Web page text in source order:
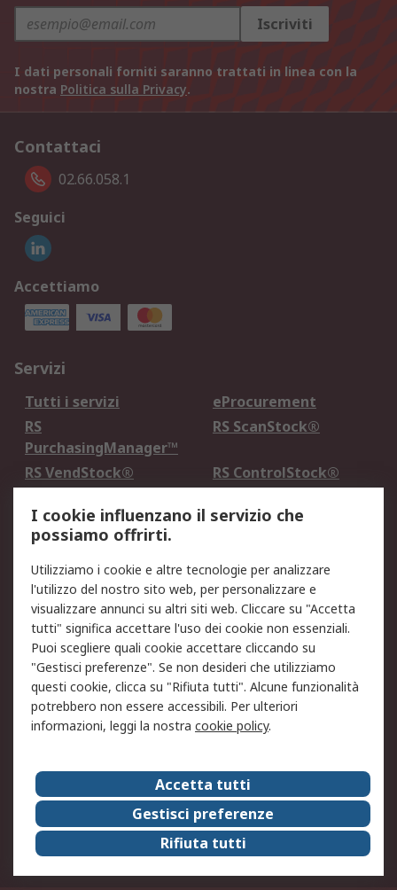
Iscriviti
I dati personali forniti saranno trattati in linea con la
nostra Politica sulla Privacy.
Contattaci
02.66.058.1
Seguici
Accettiamo
Servizi
Tutti i servizi
eProcurement
RS
PurchasingManager™
RS ScanStock®
RS VendStock®
RS ControlStock®
Legale
Informativa Cookie
Informativa Privacy -
Aggiornata
Email Security
Termini d'uso
Condizioni di vendita
Condizioni generali di
servizio
Etica e responsabilità
Chi Siamo
Chi Siamo
Contattaci
Supporto
ESG
Carriere
RS Group
Press Centre
Discovery: il Blog di RS
I cookie influenzano il servizio che
possiamo offrirti.
Utilizziamo i cookie e altre tecnologie per analizzare
l'utilizzo del nostro sito web, per personalizzare e
visualizzare annunci su altri siti web. Cliccare su "Accetta
tutti" significa accettare l'uso dei cookie non essenziali.
Puoi scegliere quali cookie accettare cliccando su
"Gestisci preferenze". Se non desideri che utilizziamo
questi cookie, clicca su "Rifiuta tutti". Alcune funzionalità
potrebbero non essere accessibili. Per ulteriori
informazioni, leggi la nostra cookie policy.
Accetta tutti
Gestisci preferenze
Rifiuta tutti